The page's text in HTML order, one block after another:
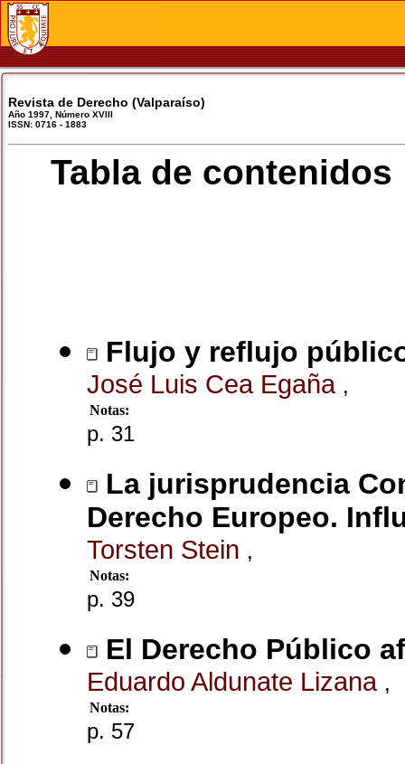
Revista de Derecho (Valparaíso)
Año 1997, Número XVIII
ISSN: 0716 - 1883
Tabla de contenidos
Flujo y reflujo
José Luis Cea Egaña ,
Notas:
p. 31
La jurisprudencia
Derecho Europeo.
Torsten Stein ,
Notas:
p. 39
El Derecho Público
Eduardo Aldunate Lizana ,
Notas:
p. 57